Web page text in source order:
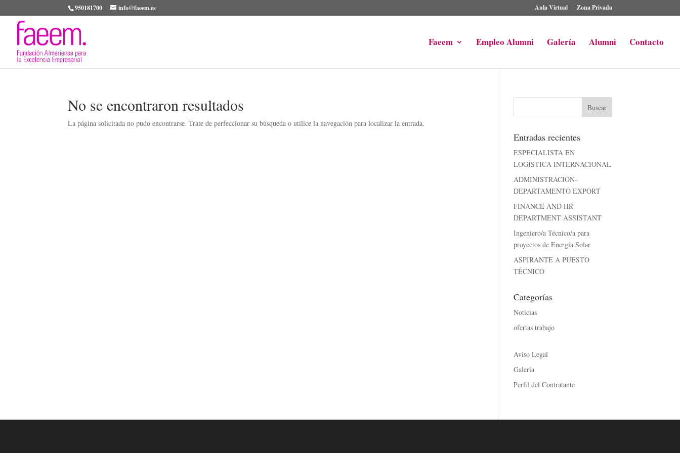
950181700 info@faeem.es Aula Virtual Zona Privada
Faeem Empleo Alumni Galería Alumni Contacto
No se encontraron resultados
La página solicitada no pudo encontrarse. Trate de perfeccionar su búsqueda o utilice la navegación para localizar la entrada.
Entradas recientes
ESPECIALISTA EN
LOGÍSTICA INTERNACIONAL
ADMINISTRACIÓN-
DEPARTAMENTO EXPORT
FINANCE AND HR
DEPARTMENT ASSISTANT
Ingeniero/a Técnico/a para
proyectos de Energía Solar
ASPIRANTE A PUESTO
TÉCNICO
Categorías
Noticias
ofertas trabajo
Aviso Legal
Galería
Perfil del Contratante